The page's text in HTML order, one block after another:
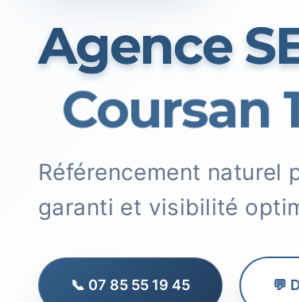
Agence
Coursan
Référencement naturel
garanti et visibilité
📞 07 85 55 19 45 💬